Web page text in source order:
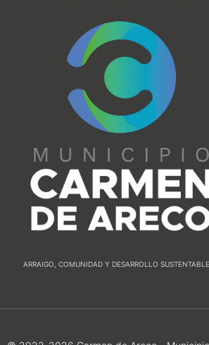
ARRAIGO, COMUNIDAD Y DESARROLLO SUSTENTABLE.